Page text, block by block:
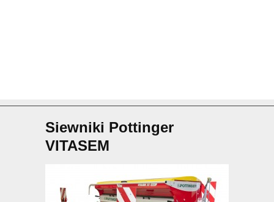
Siewniki Pottinger
VITASEM